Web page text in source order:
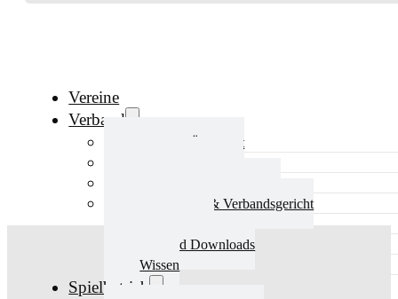
Vereine
Verband
Verband Übersicht
Ausschüsse & Verbandsgericht
Verband Downloads
Wissen
Spielbetrieb